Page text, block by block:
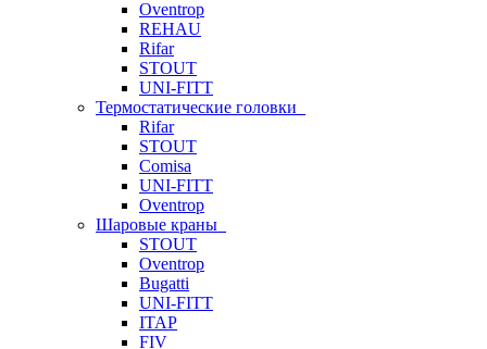
Oventrop
REHAU
Rifar
STOUT
UNI-FITT
Термостатические головки
Rifar
STOUT
Comisa
UNI-FITT
Oventrop
Шаровые краны
STOUT
Oventrop
Bugatti
UNI-FITT
ITAP
FIV